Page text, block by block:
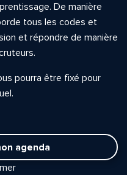
De manière
tous les codes et
et répondre de manière
pourra être fixé pour
agenda